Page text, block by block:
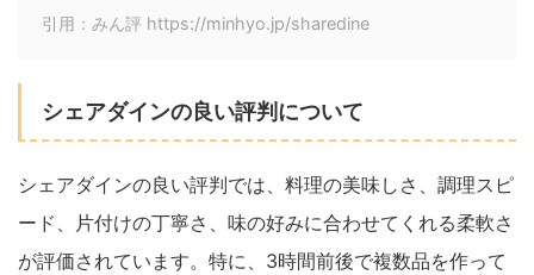
引用：みん評 https://minhyo.jp/sharedine
シェアダインの良い評判について
シェアダインの良い評判では、料理の美味しさ、調理スピ
ード、片付けの丁寧さ、味の好みに合わせてくれる柔軟さ
が評価されています。特に、3時間前後で複数品を作って